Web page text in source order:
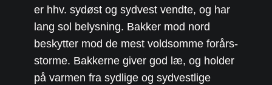
er hhv. sydøst og sydvest vendte, og har
lang sol belysning. Bakker mod nord
beskytter mod de mest voldsomme forårs-
storme. Bakkerne giver god læ, og holder
på varmen fra sydlige og sydvestlige